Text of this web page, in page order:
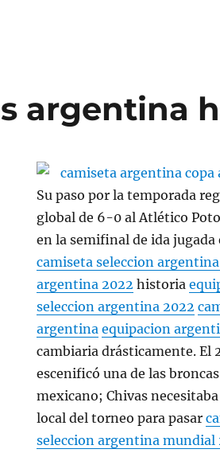
argentina
Su paso por la temporada
global de 6-0 al Atlético
en la semifinal de ida jugada
camiseta seleccion
argentina 2022 historia
seleccion argentina 2022
argentina equipacion
cambiaria drásticamente. El
escenificó una de las
mexicano; Chivas
local del torneo para pasar
seleccion argentina mundial